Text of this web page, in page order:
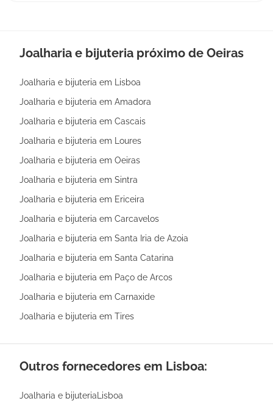
Joalharia e bijuteria próximo de Oeiras
Joalharia e bijuteria em Lisboa
Joalharia e bijuteria em Amadora
Joalharia e bijuteria em Cascais
Joalharia e bijuteria em Loures
Joalharia e bijuteria em Oeiras
Joalharia e bijuteria em Sintra
Joalharia e bijuteria em Ericeira
Joalharia e bijuteria em Carcavelos
Joalharia e bijuteria em Santa Iria de Azoia
Joalharia e bijuteria em Santa Catarina
Joalharia e bijuteria em Paço de Arcos
Joalharia e bijuteria em Carnaxide
Joalharia e bijuteria em Tires
Outros fornecedores em Lisboa:
Joalharia e bijuteriaLisboa